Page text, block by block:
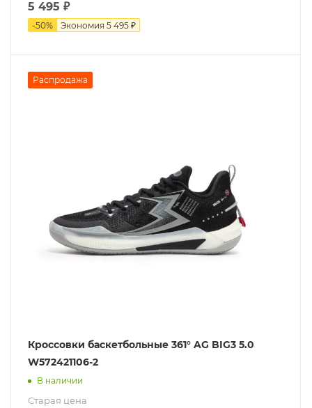
5 495 ₽
-50% Экономия 5 495 ₽
Распродажа
Кроссовки баскетбольные 361° AG BIG3 5.0
W572421106-2
В наличии
Старая цена